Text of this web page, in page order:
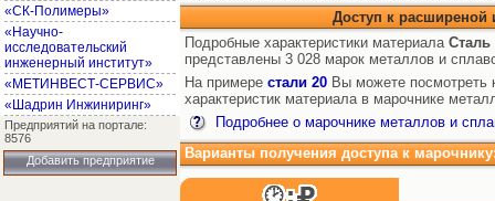
«СК-Полимеры»
«Научно-
исследовательский
инженерный институт»
«МЕТИНВЕСТ-СЕРВИС»
«Шадрин Инжиниринг»
Предприятий на портале:
8576
Добавить предприятие
Доступ к
Подробные характеристики материала
представлены 3 028 марок металлов и
На примере стали 20 Вы можете посмотреть
характеристик материала в марочнике
Подробнее о марочнике металлов и
Варианты получения доступа к